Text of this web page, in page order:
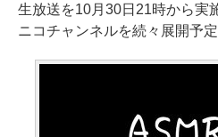
生放送を10月30日21時から実
ニコチャンネルを続々展開予定